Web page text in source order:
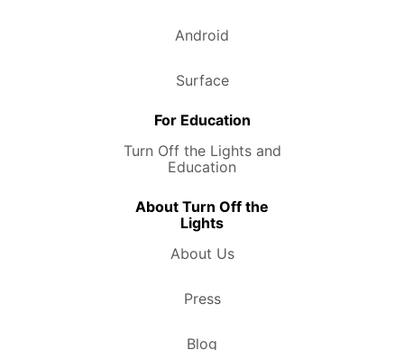
Android
Surface
For Education
Turn Off the Lights and
Education
About Turn Off the
Lights
About Us
Press
Blog